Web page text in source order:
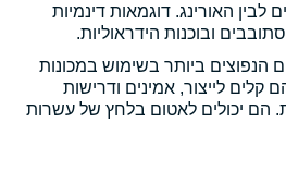
לבין האורינג. דוגמאות דינמיות
ובוכנות הידראוליות.
הנפוצים ביותר בשימוש במכונות
קלים לייצור, אמינים ודרישות
הם יכולים לאטום בלחץ של עשרות